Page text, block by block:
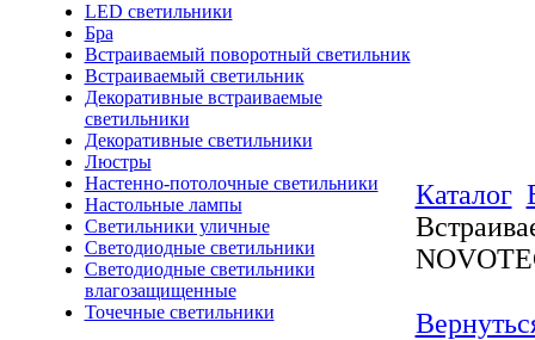
LED светильники
Бра
Встраиваемый поворотный светильник
Встраиваемый светильник
Декоративные встраиваемые
светильники
Декоративные светильники
Люстры
Настенно-потолочные светильники
Настольные лампы
Светильники уличные
Светодиодные светильники
Светодиодные светильники
влагозащищенные
Точечные светильники
Каталог